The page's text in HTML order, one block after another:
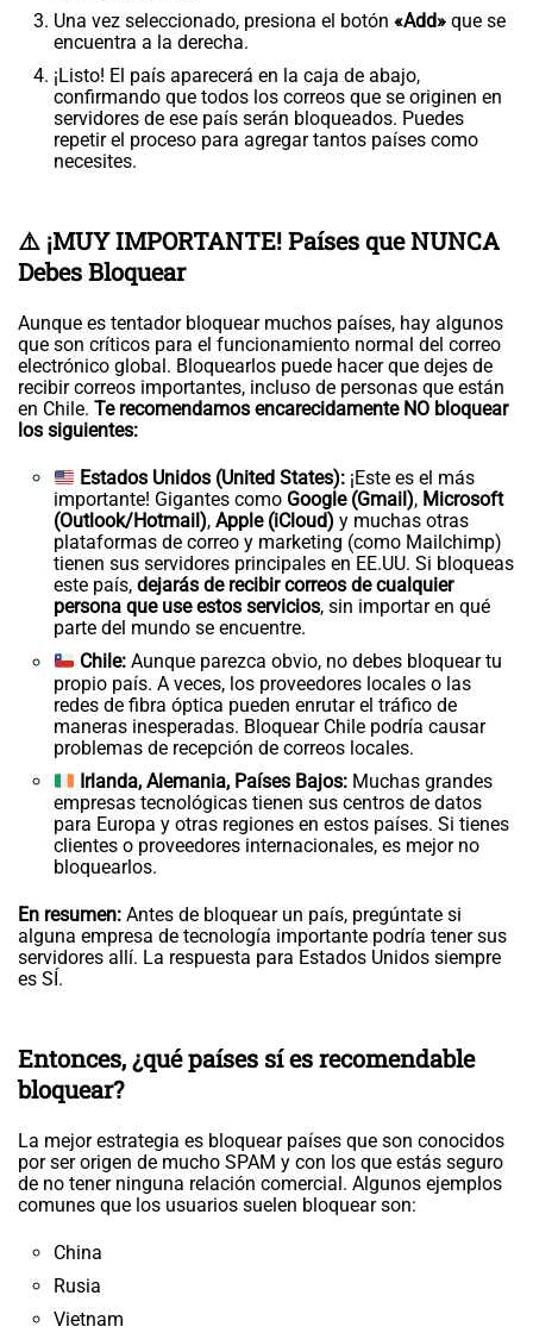
Una vez seleccionado, presiona el botón «Add» que se
encuentra a la derecha.
¡Listo! El país aparecerá en la caja de abajo,
confirmando que todos los correos que se originen en
servidores de ese país serán bloqueados. Puedes
repetir el proceso para agregar tantos países como
necesites.
⚠️ ¡MUY IMPORTANTE! Países que NUNCA
Debes Bloquear
Aunque es tentador bloquear muchos países, hay algunos
que son críticos para el funcionamiento normal del correo
electrónico global. Bloquearlos puede hacer que dejes de
recibir correos importantes, incluso de personas que están
en Chile. Te recomendamos encarecidamente NO bloquear
los siguientes:
Estados Unidos (United States): ¡Este es el más
importante! Gigantes como Google (Gmail), Microsoft
(Outlook/Hotmail), Apple (iCloud) y muchas otras
plataformas de correo y marketing (como Mailchimp)
tienen sus servidores principales en EE.UU. Si bloqueas
este país, dejarás de recibir correos de cualquier
persona que use estos servicios, sin importar en qué
parte del mundo se encuentre.
Chile: Aunque parezca obvio, no debes bloquear tu
propio país. A veces, los proveedores locales o las
redes de fibra óptica pueden enrutar el tráfico de
maneras inesperadas. Bloquear Chile podría causar
problemas de recepción de correos locales.
Irlanda, Alemania, Países Bajos: Muchas grandes
empresas tecnológicas tienen sus centros de datos
para Europa y otras regiones en estos países. Si tienes
clientes o proveedores internacionales, es mejor no
bloquearlos.
En resumen: Antes de bloquear un país, pregúntate si
alguna empresa de tecnología importante podría tener sus
servidores allí. La respuesta para Estados Unidos siempre
es SÍ.
Entonces, ¿qué países sí es recomendable
bloquear?
La mejor estrategia es bloquear países que son conocidos
por ser origen de mucho SPAM y con los que estás seguro
de no tener ninguna relación comercial. Algunos ejemplos
comunes que los usuarios suelen bloquear son:
China
Rusia
Vietnam